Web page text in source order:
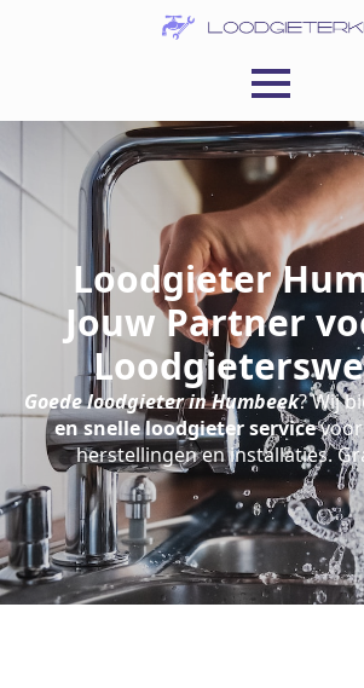
Loodgieter
Jouw Partner
Goede loodgieter in Humbeek? Wij
en snelle loodgieter servicevoor
herstellingen en installaties.